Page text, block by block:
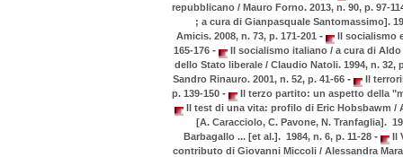
repubblicano / Mauro Forno. 2013, n. 90, p. 97-
; a cura di Gianpasquale Santomassimo].
Amicis. 2008, n. 73, p. 171-201 -
Il socialismo
165-176 -
Il socialismo italiano / a cura di Aldo
dello Stato liberale / Claudio Natoli. 1994, n. 32,
Sandro Rinauro. 2001, n. 52, p. 41-66 -
Il
p. 139-150 -
Il terzo partito: un aspetto della
Il test di una vita: profilo di Eric Hobsbawm /
[A. Caracciolo, C. Pavone, N. Tranfaglia].
Barbagallo ... [et al.]. 1984, n. 6, p. 11-28 -
Il
contributo di Giovanni Miccoli / Alessandra